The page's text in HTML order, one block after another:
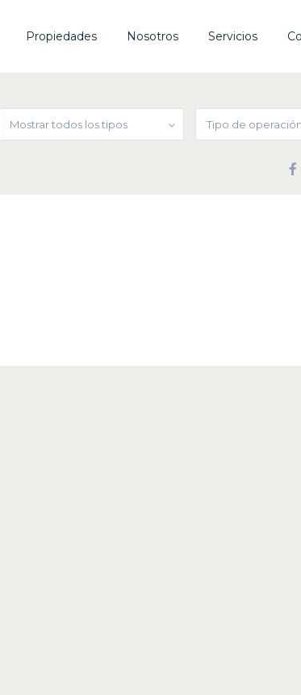
Propiedades Nosotros Servicios
Mostrar todos los tipos Tipo de operación